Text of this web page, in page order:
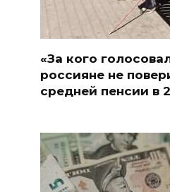
«За кого
россияне не
средней пенсии в